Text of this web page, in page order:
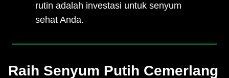
rutin adalah investasi untuk senyum
sehat Anda.
Raih Senyum Putih Cemerlang